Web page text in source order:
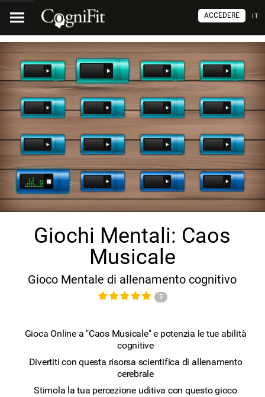
IT
ACCEDERE
Giochi Mentali: Caos
Musicale
Gioco Mentale di allenamento cognitivo
5
Gioca Online a "Caos Musicale" e potenzia le tue abilità
cognitive
Divertiti con questa risorsa scientifica di allenamento
cerebrale
Stimola la tua percezione uditiva con questo gioco